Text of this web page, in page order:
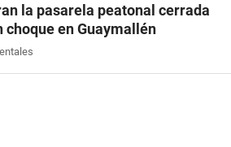
la pasarela peatonal cerrada
choque en Guaymallén